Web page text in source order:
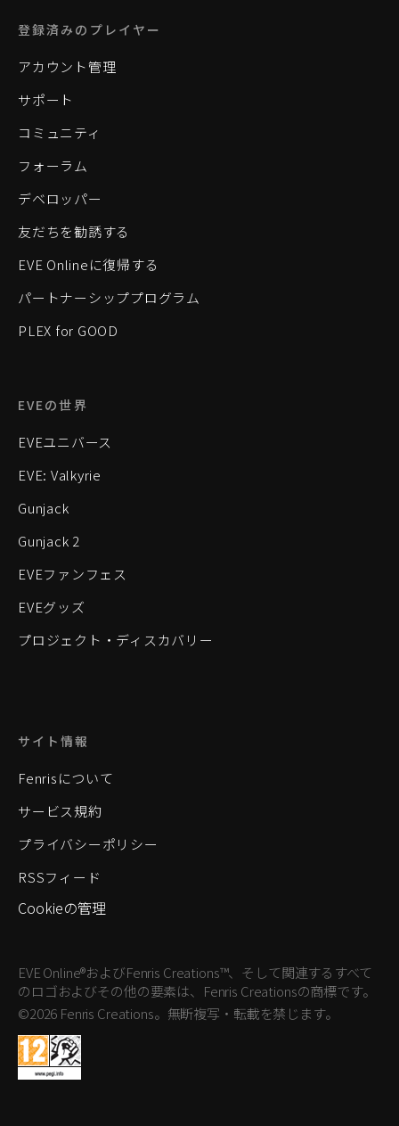
登録済みのプレイヤー
アカウント管理
サポート
コミュニティ
フォーラム
デベロッパー
友だちを勧誘する
EVE Onlineに復帰する
パートナーシッププログラム
PLEX for GOOD
EVEの世界
EVEユニバース
EVE: Valkyrie
Gunjack
Gunjack 2
EVEファンフェス
EVEグッズ
プロジェクト・ディスカバリー
サイト情報
Fenrisについて
サービス規約
プライバシーポリシー
RSSフィード
Cookieの管理
EVE Online®およびFenris Creations™、そして関連するすべて
のロゴおよびその他の要素は、Fenris Creationsの商標です。
©2026 Fenris Creations。無断複写・転載を禁じます。